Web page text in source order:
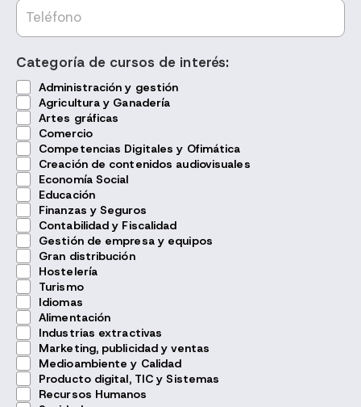
Categoría de cursos de interés:
Administración y gestión
Agricultura y Ganadería
Artes gráficas
Comercio
Competencias Digitales y Ofimática
Creación de contenidos audiovisuales
Economía Social
Educación
Finanzas y Seguros
Contabilidad y Fiscalidad
Gestión de empresa y equipos
Gran distribución
Hostelería
Turismo
Idiomas
Alimentación
Industrias extractivas
Marketing, publicidad y ventas
Medioambiente y Calidad
Producto digital, TIC y Sistemas
Recursos Humanos